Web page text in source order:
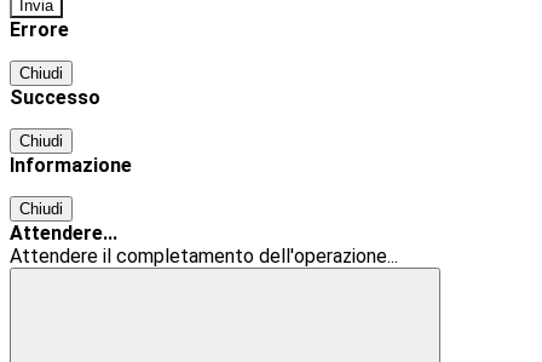
Errore
Chiudi
Successo
Chiudi
Informazione
Chiudi
Attendere...
Attendere il completamento dell'operazione...